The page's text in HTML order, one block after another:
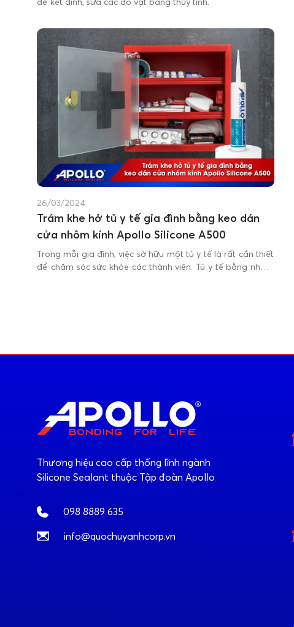
26/03/2024
Trám khe hở tủ y tế gia đình bằng keo dán
cửa nhôm kính Apollo Silicone A500
Trong mỗi gia đình, việc sở hữu một tủ y tế là rất cần thiết
để chăm sóc sức khỏe các thành viên. Tủ y tế bằng nhôm
Thương hiệu cao cấp thống lĩnh ngành
Silicone Sealant thuộc Tập đoàn Apollo
098 8889 635
info@quochuyanhcorp.vn